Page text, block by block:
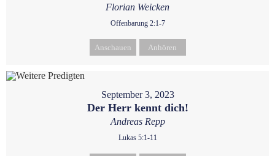
Florian Weicken
Offenbarung 2:1-7
Anschauen Anhören
September 3, 2023
Der Herr kennt dich!
Andreas Repp
Lukas 5:1-11